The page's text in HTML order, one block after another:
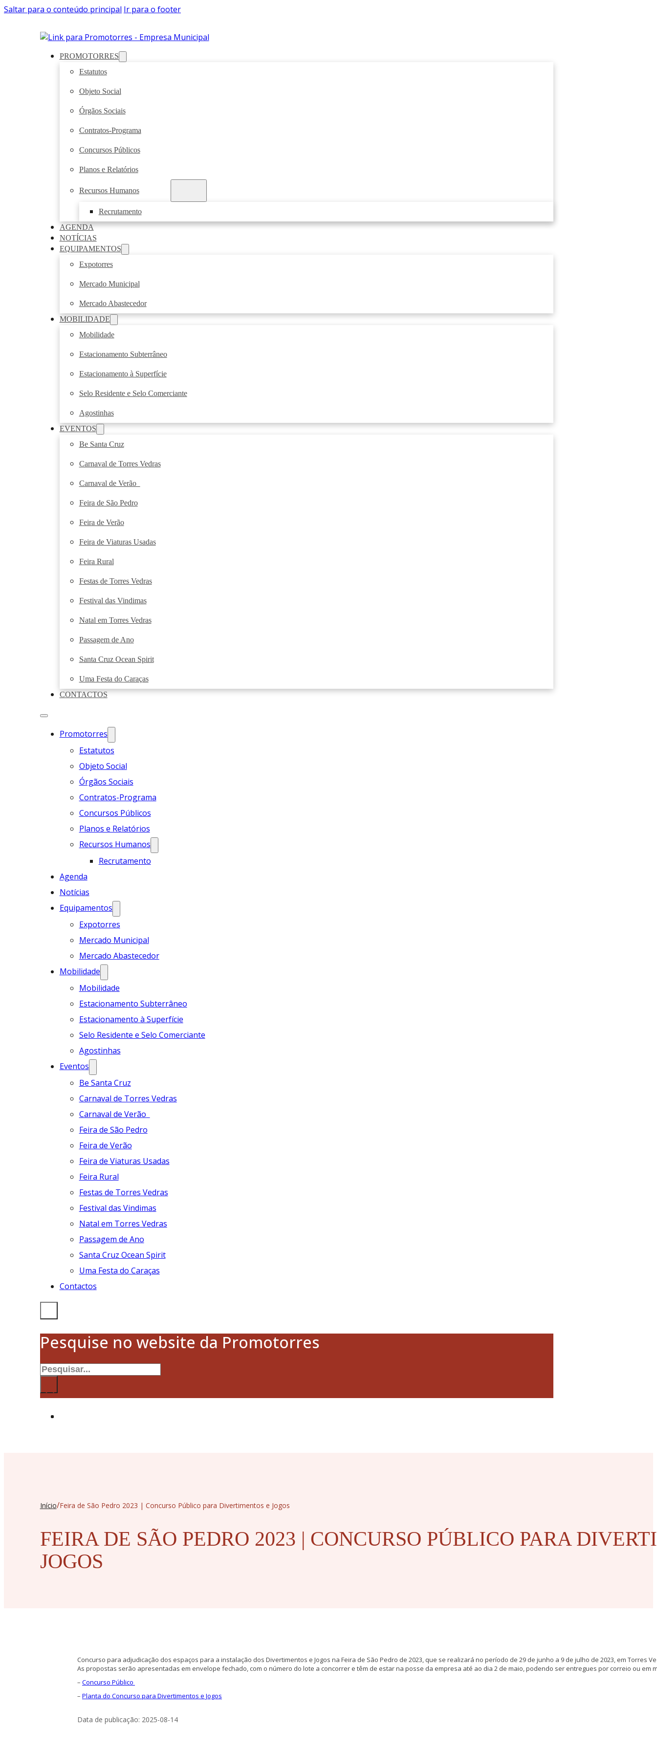
Saltar para o conteúdo principal Ir para o footer
PROMOTORRES
Estatutos
Objeto Social
Órgãos Sociais
Contratos-Programa
Concursos Públicos
Planos e Relatórios
Recursos Humanos
Recrutamento
AGENDA
NOTÍCIAS
EQUIPAMENTOS
Expotorres
Mercado Municipal
Mercado Abastecedor
MOBILIDADE
Mobilidade
Estacionamento Subterrâneo
Estacionamento à Superfície
Selo Residente e Selo Comerciante
Agostinhas
EVENTOS
Be Santa Cruz
Carnaval de Torres Vedras
Carnaval de Verão
Feira de São Pedro
Feira de Verão
Feira de Viaturas Usadas
Feira Rural
Festas de Torres Vedras
Festival das Vindimas
Natal em Torres Vedras
Passagem de Ano
Santa Cruz Ocean Spirit
Uma Festa do Caraças
CONTACTOS
Promotorres
Estatutos
Objeto Social
Órgãos Sociais
Contratos-Programa
Concursos Públicos
Planos e Relatórios
Recursos Humanos
Recrutamento
Agenda
Notícias
Equipamentos
Expotorres
Mercado Municipal
Mercado Abastecedor
Mobilidade
Mobilidade
Estacionamento Subterrâneo
Estacionamento à Superfície
Selo Residente e Selo Comerciante
Agostinhas
Eventos
Be Santa Cruz
Carnaval de Torres Vedras
Carnaval de Verão
Feira de São Pedro
Feira de Verão
Feira de Viaturas Usadas
Feira Rural
Festas de Torres Vedras
Festival das Vindimas
Natal em Torres Vedras
Passagem de Ano
Santa Cruz Ocean Spirit
Uma Festa do Caraças
Contactos
Pesquise no website da Promotorres
Pesquisar
×
Início/Feira de São Pedro 2023 | Concurso Público para Divertimentos e Jogos
FEIRA DE SÃO PEDRO 2023 | CONCURSO PÚBLICO PARA
JOGOS
Concurso para adjudicação dos espaços para a instalação dos Divertimentos e Jogos na Feira de São Pedro de 2023, que se realizará no período de 29 de junho a 9 de julho de 2023, em Torres
As propostas serão apresentadas em envelope fechado, com o número do lote a concorrer e têm de estar na posse da empresa até ao dia 2 de maio, podendo ser entregues por correio ou em
– Concurso Público
– Planta do Concurso para Divertimentos e Jogos
Data de publicação: 2025-08-14